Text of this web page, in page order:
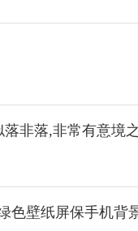
非落,非常有意境
色壁纸屏保手机背